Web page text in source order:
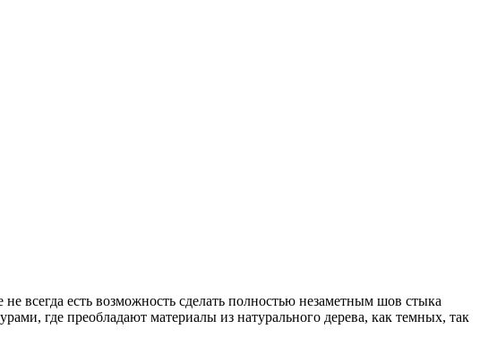
всегда есть возможность сделать полностью незаметным шов стыка
где преобладают материалы из натурального дерева, как темных, так